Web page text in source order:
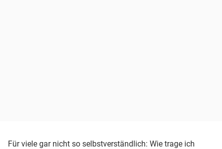
Für viele gar nicht so selbstverständlich: Wie trage ich